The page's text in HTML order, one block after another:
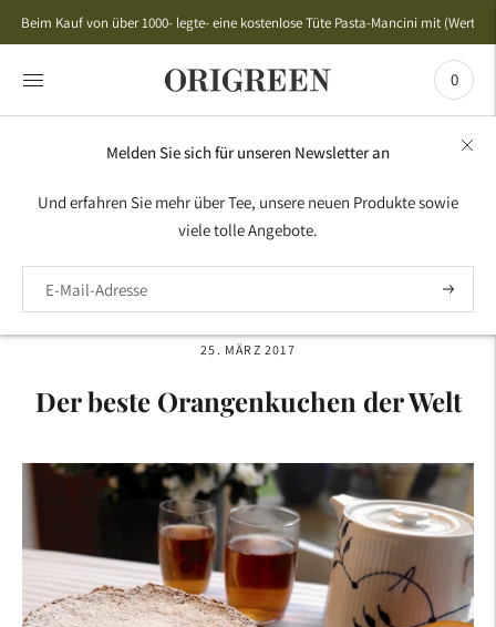
Beim Kauf von über 1000- legte- eine kostenlose Tüte Pasta-Mancini mit (Wert
0
25. MÄRZ 2017
Der beste Orangenkuchen der Welt
Melden Sie sich für unseren Newsletter an
Und erfahren Sie mehr über Tee, unsere neuen Produkte sowie
viele tolle Angebote.